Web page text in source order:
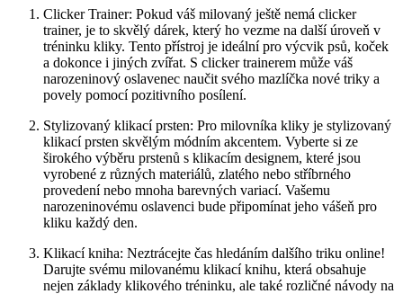
Clicker Trainer:​ Pokud⁣ váš milovaný ještě‍ nemá clicker
trainer, je ‌to skvělý dárek, který​ ho vezme na ‌další úroveň v
tréninku kliky. Tento přístroj je ideální pro výcvik psů, koček
a ⁢dokonce ⁢i‍ jiných zvířat. S clicker‌ trainerem může váš
narozeninový⁤ oslavenec⁢ naučit svého mazlíčka nové triky a
povely pomocí ⁢pozitivního posílení.
Stylizovaný klikací prsten: ⁣Pro milovníka kliky⁤ je stylizovaný⁢
klikací prsten skvělým módním ⁤akcentem. ‌Vyberte si ze
⁣širokého výběru prstenů s klikacím designem,⁤ které jsou
‍vyrobené z různých materiálů, zlatého nebo stříbrného
provedení nebo mnoha barevných ‌variací.​ Vašemu
⁤narozeninovému oslavenci bude‍ připomínat jeho vášeň pro‌
kliku každý den.
Klikací kniha: ​Neztrácejte ‍čas hledáním dalšího triku online!
Darujte ​svému milovanému klikací ⁣knihu, která obsahuje
nejen základy klikového tréninku, ale také rozličné návody na